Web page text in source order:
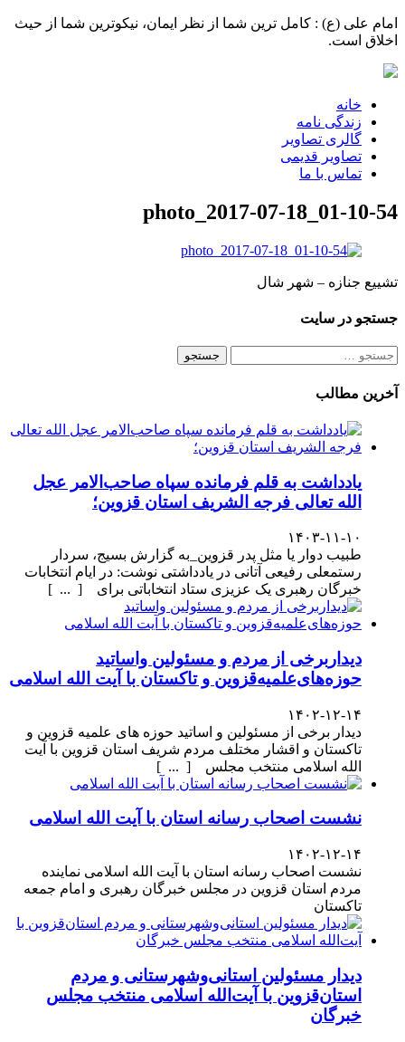
امام علی (ع) : کامل ترین شما از نظر ایمان، نیکوترین شما از حیث
اخلاق است.
خانه
زندگی نامه
گالری تصاویر
تصاویر قدیمی
تماس با ما
photo_2017-07-18_01-10-54
تشییع جنازه – شهر شال
جستجو در سایت
جستجو
آخرین مطالب
یادداشت به قلم فرمانده سپاه صاحب‌الامر عجل
الله تعالی فرجه الشریف استان قزوین؛
۱۴۰۳-۱۱-۱۰
طبیب دوار یا مثل پدر قزوین_به گزارش بسیج، سردار
رستمعلی رفیعی آتانی در یادداشتی نوشت: در ایام انتخابات
خبرگان رهبری یک عزیزی ستاد انتخاباتی برای [ ... ]
دیداربرخی از مردم و مسئولین واساتید
حوزه‌های‌علمیه‌قزوین و تاکستان با آیت الله اسلامی
۱۴۰۲-۱۲-۱۴
دیدار برخی از مسئولین و اساتید حوزه های علمیه قزوین و
تاکستان و اقشار مختلف مردم شریف استان قزوین با آیت
الله اسلامی منتخب مجلس [ ... ]
نشست اصحاب رسانه استان با آیت الله اسلامی
۱۴۰۲-۱۲-۱۴
نشست اصحاب رسانه استان با آیت الله اسلامی نماینده
مردم استان قزوین در مجلس خبرگان رهبری و امام جمعه
تاکستان
دیدار مسئولین استانی‌وشهرستانی و مردم‌
استان‌قزوین با آیت‌الله‌ اسلامی منتخب مجلس‌
خبرگان